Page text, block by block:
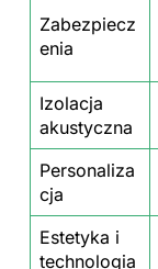
Zabezpiecz
enia
Izolacja
akustyczna
Personaliza
cja
Estetyka i
technologia